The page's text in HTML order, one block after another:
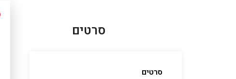
סרטים
סרטים